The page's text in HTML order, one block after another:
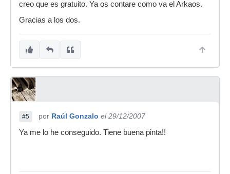
creo que es gratuito. Ya os contare como va el Arkaos.
Gracias a los dos.
#5 por Raúl Gonzalo el 29/12/2007
Ya me lo he conseguido. Tiene buena pinta!!